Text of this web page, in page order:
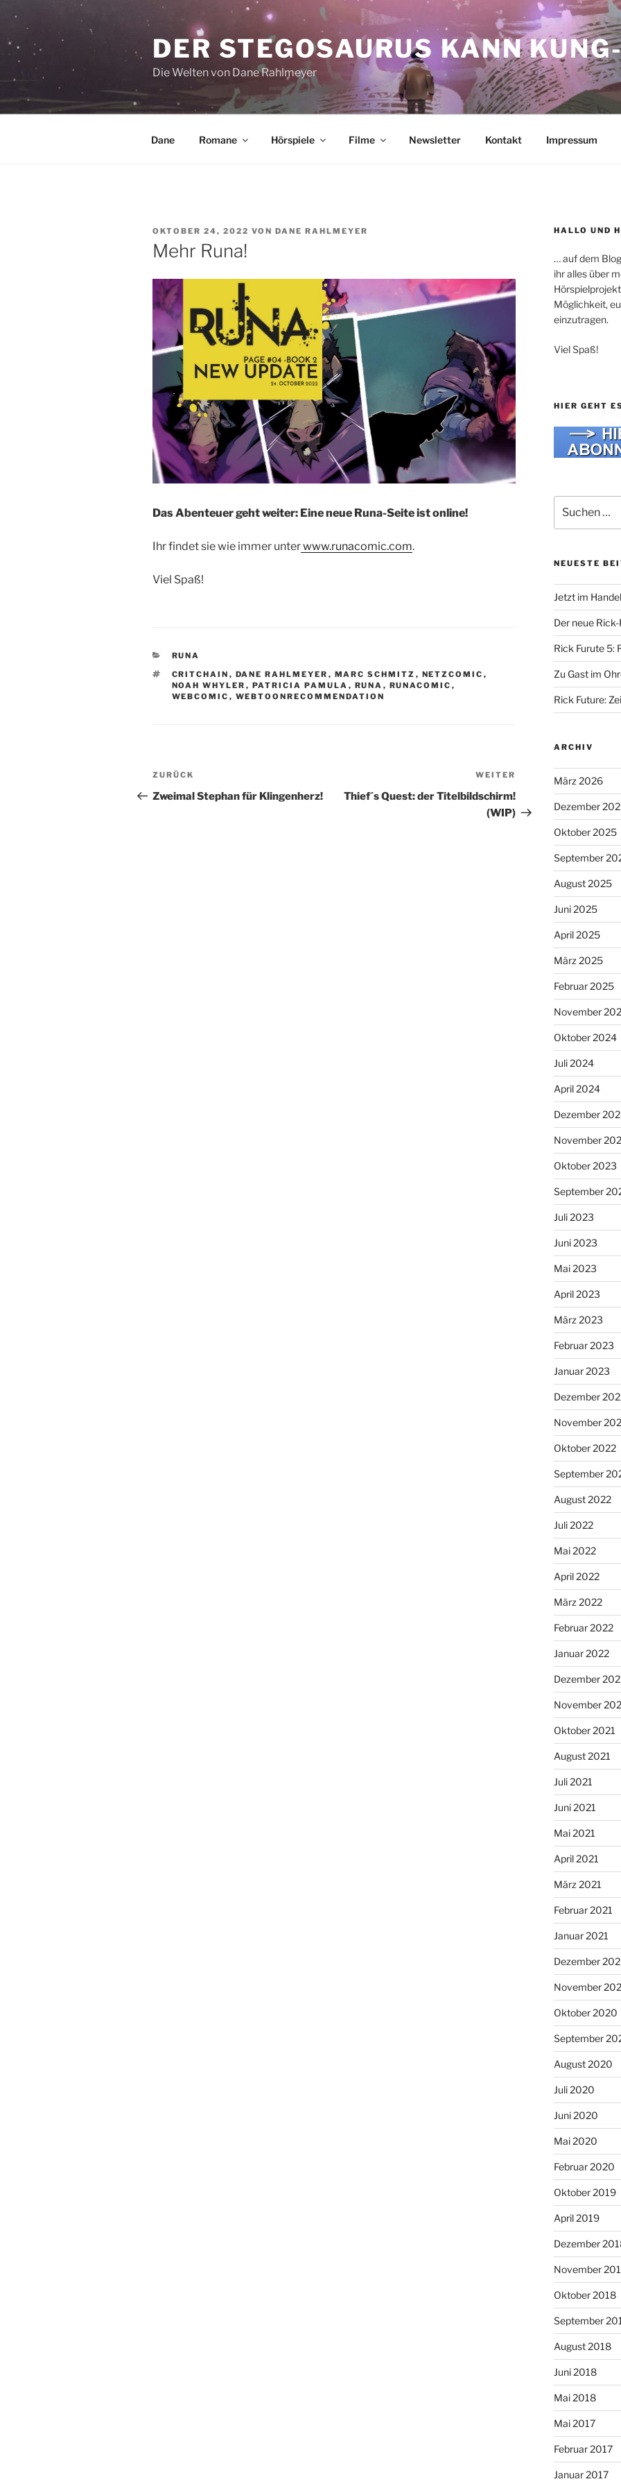
springen
DER STEGOSAURUS KANN
Die Welten von Dane Rahlmeyer
Dane Romane Hörspiele Filme Newsletter Kontakt Impressum
VERÖFFENTLICHT
AM
OKTOBER 24, 2022 VON DANE RAHLMEYER
Mehr Runa!
Das Abenteuer geht weiter: Eine neue Runa-Seite ist online!
Ihr findet sie wie immer unterwww.runacomic.com.
Viel Spaß!
KATEGORIEN
RUNA
SCHLAGWÖRTER
CRITCHAIN , DANE RAHLMEYER , MARC SCHMITZ , NETZCOMIC ,
NOAH WHYLER , PATRICIA PAMULA , RUNA , RUNACOMIC ,
WEBCOMIC , WEBTOONRECOMMENDATION
Beitragsnavigation
Vorheriger
Beitrag
ZURÜCK
Zweimal Stephan für Klingenherz!
Nächster
Beitrag
WEITER
Thief´s Quest: der Titelbildschirm!
(WIP)
HALLO UND
… auf dem
ihr alles über
Möglichkeit,
einzutragen.
Viel Spaß!
HIER GEHT
nach:
NEUESTE
Jetzt im
Der neue
Rick Furute 5:
Zu Gast im
Rick Future:
ARCHIV
März 2026
Dezember
Oktober 2025
September
August 2025
Juni 2025
April 2025
März 2025
Februar 2025
November
Oktober 2024
Juli 2024
April 2024
Dezember
November
Oktober 2023
September
Juli 2023
Juni 2023
Mai 2023
April 2023
März 2023
Februar 2023
Januar 2023
Dezember
November
Oktober 2022
September
August 2022
Juli 2022
Mai 2022
April 2022
März 2022
Februar 2022
Januar 2022
Dezember
November
Oktober 2021
August 2021
Juli 2021
Juni 2021
Mai 2021
April 2021
März 2021
Februar 2021
Januar 2021
Dezember
November
Oktober 2020
September
August 2020
Juli 2020
Juni 2020
Mai 2020
Februar 2020
Oktober 2019
April 2019
Dezember
November
Oktober 2018
September
August 2018
Juni 2018
Mai 2018
Mai 2017
Februar 2017
Januar 2017